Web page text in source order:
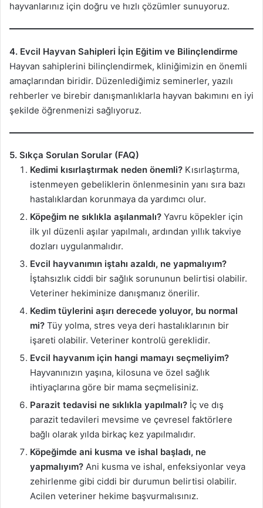
hayvanlarınız için doğru ve hızlı çözümler sunuyoruz.
4. Evcil Hayvan Sahipleri İçin Eğitim ve Bilinçlendirme
Hayvan sahiplerini bilinçlendirmek, kliniğimizin en önemli
amaçlarından biridir. Düzenlediğimiz seminerler, yazılı
rehberler ve birebir danışmanlıklarla hayvan bakımını en iyi
şekilde öğrenmenizi sağlıyoruz.
5. Sıkça Sorulan Sorular (FAQ)
Kedimi kısırlaştırmak neden önemli? Kısırlaştırma,
istenmeyen gebeliklerin önlenmesinin yanı sıra bazı
hastalıklardan korunmaya da yardımcı olur.
Köpeğim ne sıklıkla aşılanmalı? Yavru köpekler için
ilk yıl düzenli aşılar yapılmalı, ardından yıllık takviye
dozları uygulanmalıdır.
Evcil hayvanımın iştahı azaldı, ne yapmalıyım?
İştahsızlık ciddi bir sağlık sorununun belirtisi olabilir.
Veteriner hekiminize danışmanız önerilir.
Kedim tüylerini aşırı derecede yoluyor, bu normal
mi? Tüy yolma, stres veya deri hastalıklarının bir
işareti olabilir. Veteriner kontrolü gereklidir.
Evcil hayvanım için hangi mamayı seçmeliyim?
Hayvanınızın yaşına, kilosuna ve özel sağlık
ihtiyaçlarına göre bir mama seçmelisiniz.
Parazit tedavisi ne sıklıkla yapılmalı? İç ve dış
parazit tedavileri mevsime ve çevresel faktörlere
bağlı olarak yılda birkaç kez yapılmalıdır.
Köpeğimde ani kusma ve ishal başladı, ne
yapmalıyım? Ani kusma ve ishal, enfeksiyonlar veya
zehirlenme gibi ciddi bir durumun belirtisi olabilir.
Acilen veteriner hekime başvurmalısınız.